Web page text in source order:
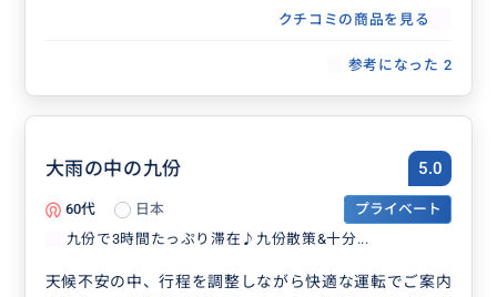
ダンで行く貸切7時間ツアー（士林夜
クチコミの商品を見る
参考になった 2
大雨の中の九份 5.0
60代 日本
プライベート
九份で3時間たっぷり滞在♪九份散策&十分...
天候不安の中、行程を調整しながら快適な運転でご案内